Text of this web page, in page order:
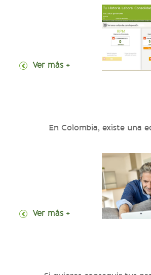
+ Ver más
¿En Colombia, existe una
+ Ver más